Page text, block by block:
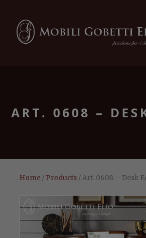
ART. 0608 –
Home / Products / Art. 0608 – Desk